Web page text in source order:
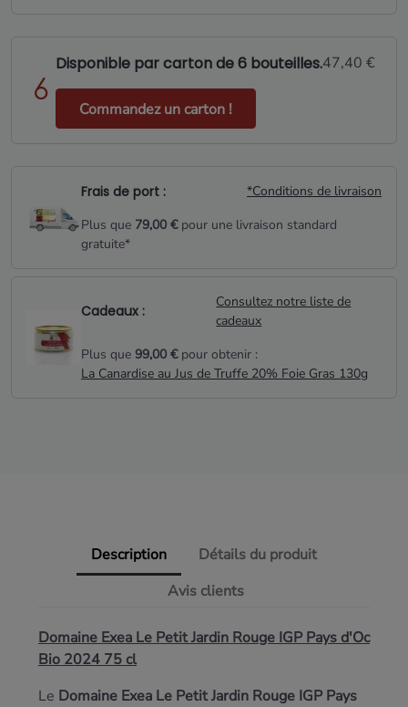
Disponible par carton de 6 bouteilles.47,40 €
Commandez un carton !
Frais de port :
*Conditions de livraison
Plus que 79,00 €pour une livraison standard
gratuite*
Cadeaux :
Consultez notre liste de
cadeaux
Plus que 99,00 €pour obtenir :
La Canardise au Jus de Truffe 20% Foie Gras 130g
Description
Détails du produit
Avis clients
Domaine Exea Le Petit Jardin Rouge IGP Pays d'Oc
Bio 2024 75 cl
Le Domaine Exea Le Petit Jardin Rouge IGP Pays